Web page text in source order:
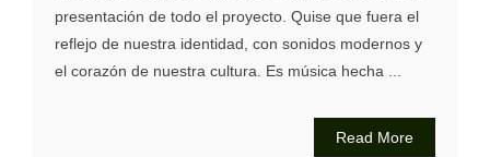
presentación de todo el proyecto. Quise que fuera el
reflejo de nuestra identidad, con sonidos modernos y
el corazón de nuestra cultura. Es música hecha ...
Read More